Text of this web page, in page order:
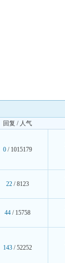
回复 / 人气
0/ 1015179
22/ 8123
44/ 15758
143/ 52252